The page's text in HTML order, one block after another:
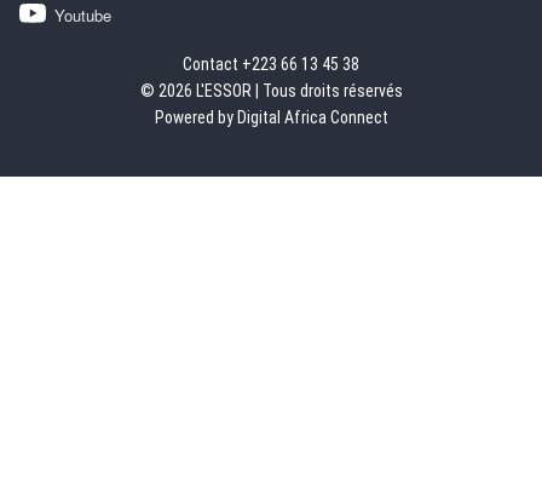
Youtube
Contact +223 66 13 45 38
© 2026 L'ESSOR | Tous droits réservés
Powered by Digital Africa Connect